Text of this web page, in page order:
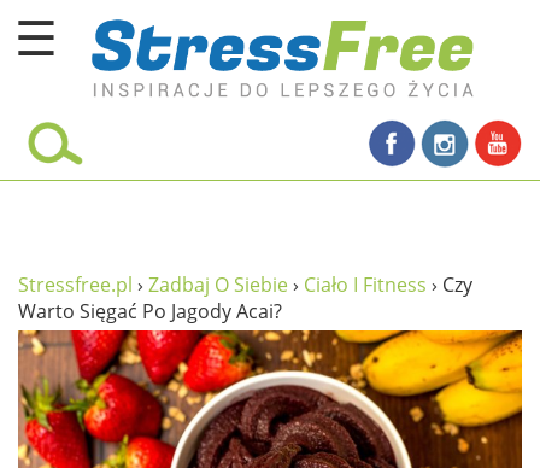
☰
Kursy online
umysł
proste życie
relaks
filozofia życia
wolność od stresu
Stressfree.pl › Zadbaj O Siebie› Ciało I Fitness › Czy
Warto Sięgać Po Jagody Acai?